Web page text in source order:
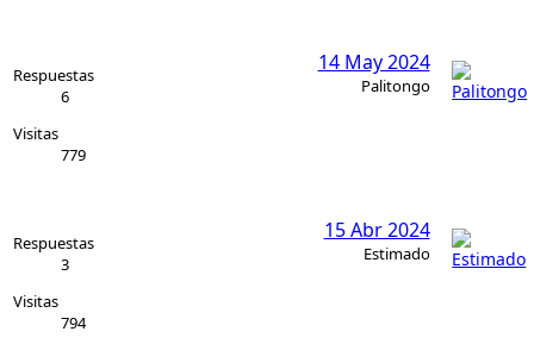
Respuestas
6
Visitas
779
14 May 2024
Palitongo
Respuestas
3
Visitas
794
15 Abr 2024
Estimado